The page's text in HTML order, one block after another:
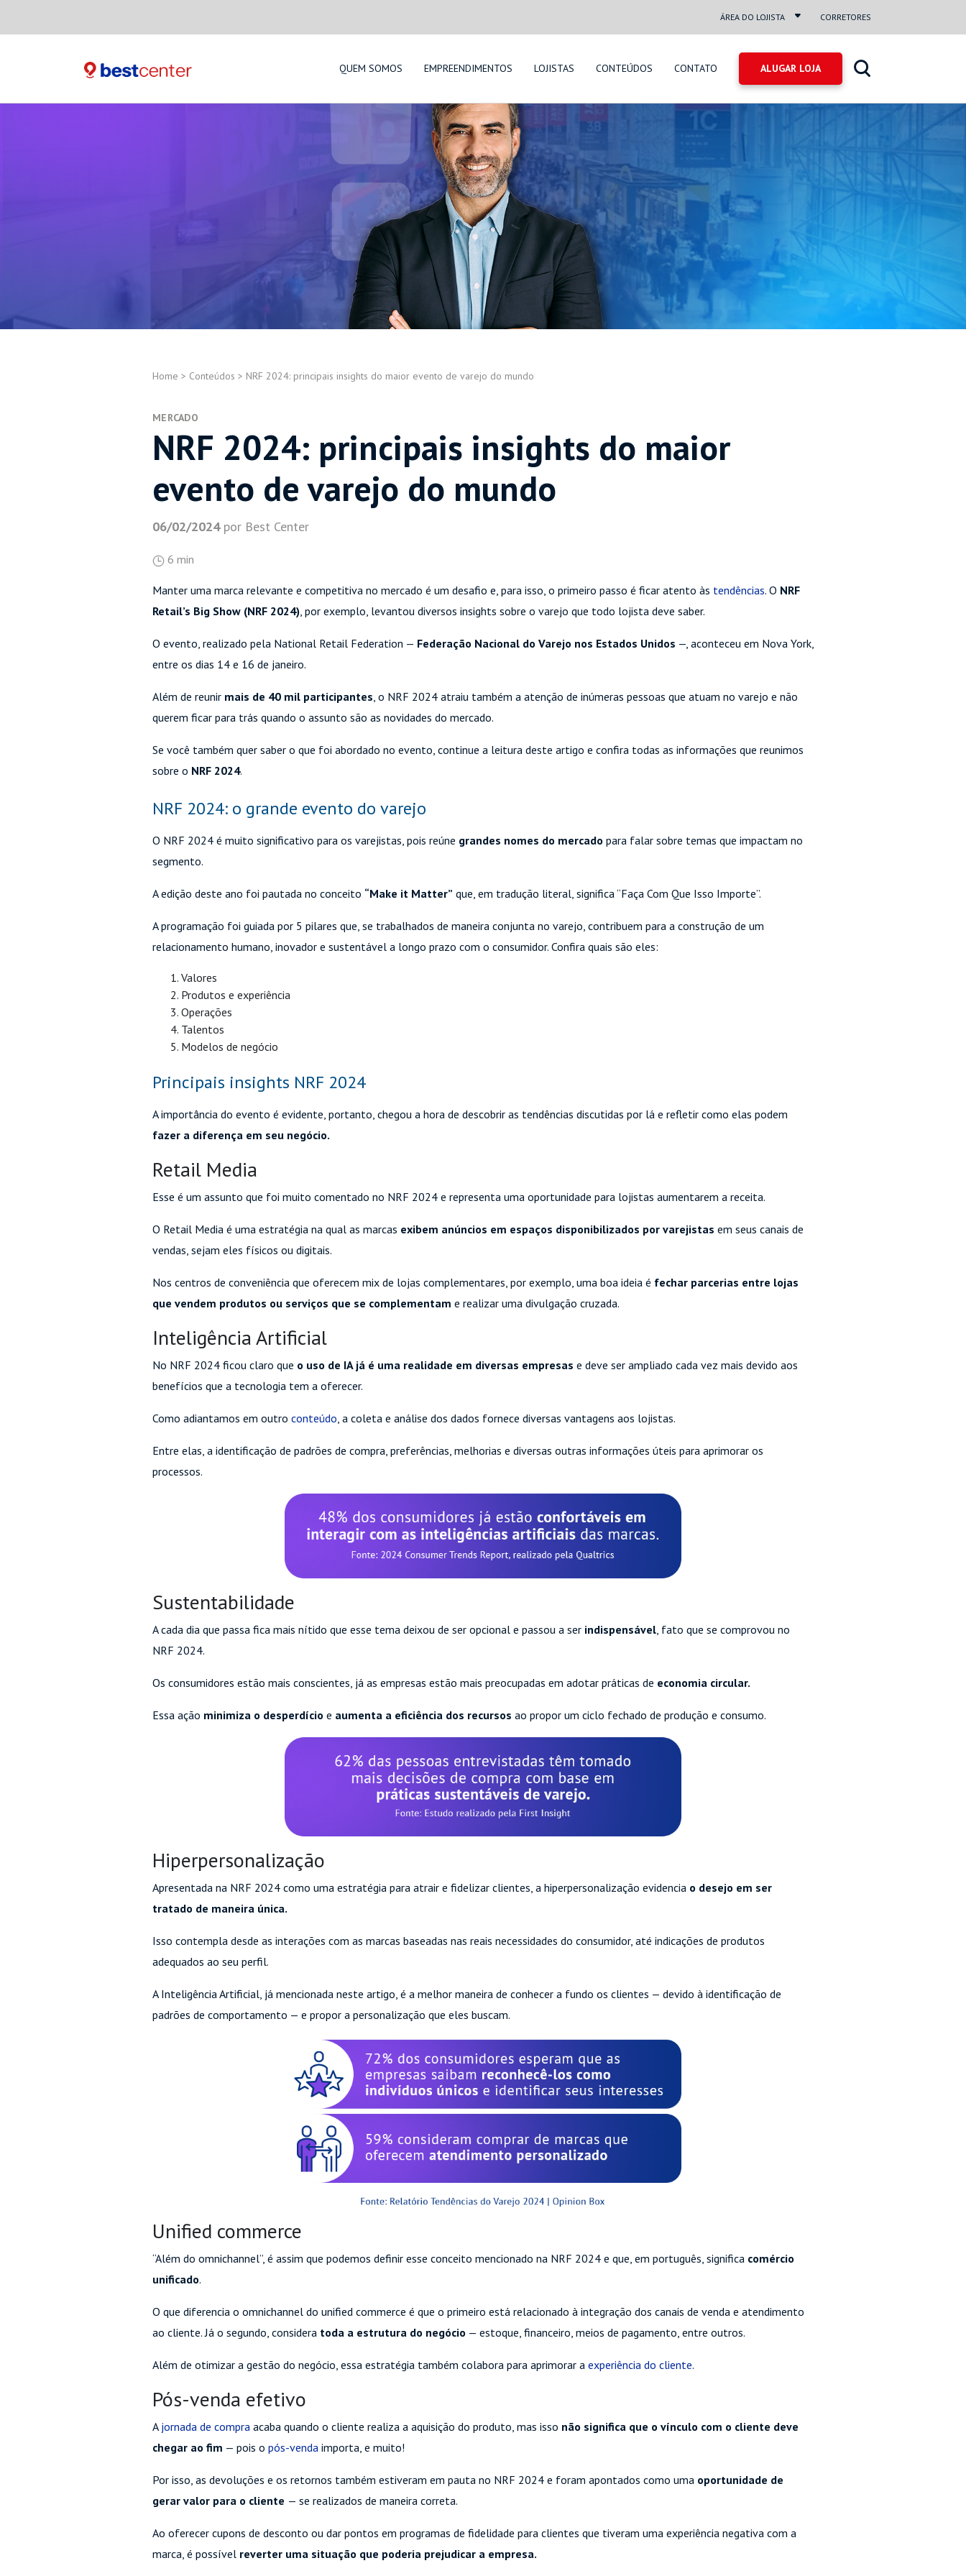
ÁREA DO LOJISTA CORRETORES
QUEM SOMOS EMPREENDIMENTOS LOJISTAS CONTEÚDOS CONTATO
Home > Conteúdos > NRF 2024: principais insights do maior evento de varejo do mundo
MERCADO
NRF 2024: principais insights do maior
evento de varejo do mundo
06/02/2024por Best Center
6 min
Manter uma marca relevante e competitiva no mercado é um desafio e, para isso, o primeiro passo é ficar atento às tendências. O NRF
Retail’s Big Show (NRF 2024), por exemplo, levantou diversos insights sobre o varejo que todo lojista deve saber.
O evento, realizado pela National Retail Federation — Federação Nacional do Varejo nos Estados Unidos —, aconteceu em Nova York,
entre os dias 14 e 16 de janeiro.
Além de reunir mais de 40 mil participantes, o NRF 2024 atraiu também a atenção de inúmeras pessoas que atuam no varejo e não
querem ficar para trás quando o assunto são as novidades do mercado.
Se você também quer saber o que foi abordado no evento, continue a leitura deste artigo e confira todas as informações que reunimos
sobre o NRF 2024.
NRF 2024: o grande evento do varejo
O NRF 2024 é muito significativo para os varejistas, pois reúne grandes nomes do mercado para falar sobre temas que impactam no
segmento.
A edição deste ano foi pautada no conceito “Make it Matter” que, em tradução literal, significa “Faça Com Que Isso Importe”.
A programação foi guiada por 5 pilares que, se trabalhados de maneira conjunta no varejo, contribuem para a construção de um
relacionamento humano, inovador e sustentável a longo prazo com o consumidor. Confira quais são eles:
Valores
Produtos e experiência
Operações
Talentos
Modelos de negócio
Principais insights NRF 2024
A importância do evento é evidente, portanto, chegou a hora de descobrir as tendências discutidas por lá e refletir como elas podem
fazer a diferença em seu negócio.
Retail Media
Esse é um assunto que foi muito comentado no NRF 2024 e representa uma oportunidade para lojistas aumentarem a receita.
O Retail Media é uma estratégia na qual as marcas exibem anúncios em espaços disponibilizados por varejistas em seus canais de
vendas, sejam eles físicos ou digitais.
Nos centros de conveniência que oferecem mix de lojas complementares, por exemplo, uma boa ideia é fechar parcerias entre lojas
que vendem produtos ou serviços que se complementam e realizar uma divulgação cruzada.
Inteligência Artificial
No NRF 2024 ficou claro que o uso de IA já é uma realidade em diversas empresas e deve ser ampliado cada vez mais devido aos
benefícios que a tecnologia tem a oferecer.
Como adiantamos em outro conteúdo, a coleta e análise dos dados fornece diversas vantagens aos lojistas.
Entre elas, a identificação de padrões de compra, preferências, melhorias e diversas outras informações úteis para aprimorar os
processos.
Sustentabilidade
A cada dia que passa fica mais nítido que esse tema deixou de ser opcional e passou a ser indispensável , fato que se comprovou no
NRF 2024.
Os consumidores estão mais conscientes, já as empresas estão mais preocupadas em adotar práticas de economia circular.
Essa ação minimiza o desperdício e aumenta a eficiência dos recursos ao propor um ciclo fechado de produção e consumo.
Hiperpersonalização
Apresentada na NRF 2024 como uma estratégia para atrair e fidelizar clientes, a hiperpersonalização evidencia o desejo em ser
tratado de maneira única.
Isso contempla desde as interações com as marcas baseadas nas reais necessidades do consumidor, até indicações de produtos
adequados ao seu perfil.
A Inteligência Artificial, já mencionada neste artigo, é a melhor maneira de conhecer a fundo os clientes — devido à identificação de
padrões de comportamento — e propor a personalização que eles buscam.
Unified commerce
“Além do omnichannel”, é assim que podemos definir esse conceito mencionado na NRF 2024 e que, em português, significa comércio
unificado.
O que diferencia o omnichannel do unified commerce é que o primeiro está relacionado à integração dos canais de venda e atendimento
ao cliente. Já o segundo, considera toda a estrutura do negócio — estoque, financeiro, meios de pagamento, entre outros.
Além de otimizar a gestão do negócio, essa estratégia também colabora para aprimorar a experiência do cliente.
Pós-venda efetivo
A jornada de compra acaba quando o cliente realiza a aquisição do produto, mas isso não significa que o vínculo com o cliente deve
chegar ao fim — pois o pós-venda importa, e muito!
Por isso, as devoluções e os retornos também estiveram em pauta no NRF 2024 e foram apontados como uma oportunidade de
gerar valor para o cliente — se realizados de maneira correta.
Ao oferecer cupons de desconto ou dar pontos em programas de fidelidade para clientes que tiveram uma experiência negativa com a
marca, é possível reverter uma situação que poderia prejudicar a empresa.